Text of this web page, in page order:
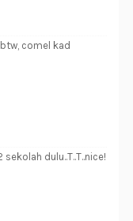
comel kad
dulu..T..T..nice!